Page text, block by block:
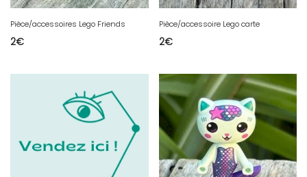
Pièce/accessoires Lego Friends
2€
Pièce/accessoire Lego carte
2€